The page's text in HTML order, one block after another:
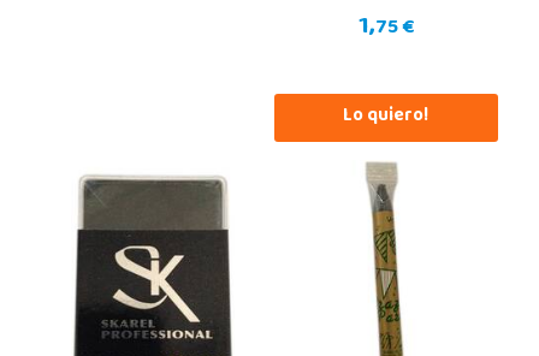
Juguetilandia Valencia Gran Turia
46950, Xirivella
694 91 82 69
Localizar Tienda
1,75 €
Lo quiero!